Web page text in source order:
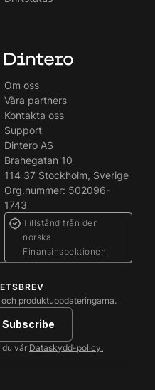
Om oss
Våra partners
Kontakta oss
Support
Dintero AS
Brahegatan 10
114 37 Stockholm, Sverige
Org.nummer: 502096-
1743
Tillstånd från den
norska
Finansinspektionen.
produktuppdateringarna.
du vår Dataskydd-policy.